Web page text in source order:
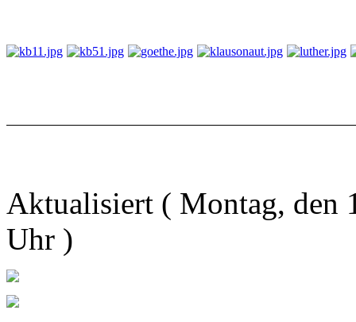
Aktualisiert ( Montag, den
Uhr )